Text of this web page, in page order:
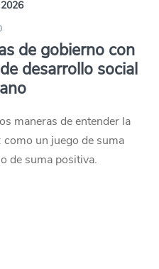
de gobierno con
desarrollo social
maneras de entender la
como un juego de suma
de suma positiva.